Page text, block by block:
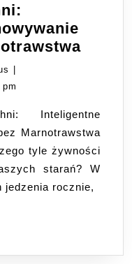
Zero
bez
Kristián
Hus
Marnotrawstwa
tyle żywności
starań? W
jedzenia rocznie,